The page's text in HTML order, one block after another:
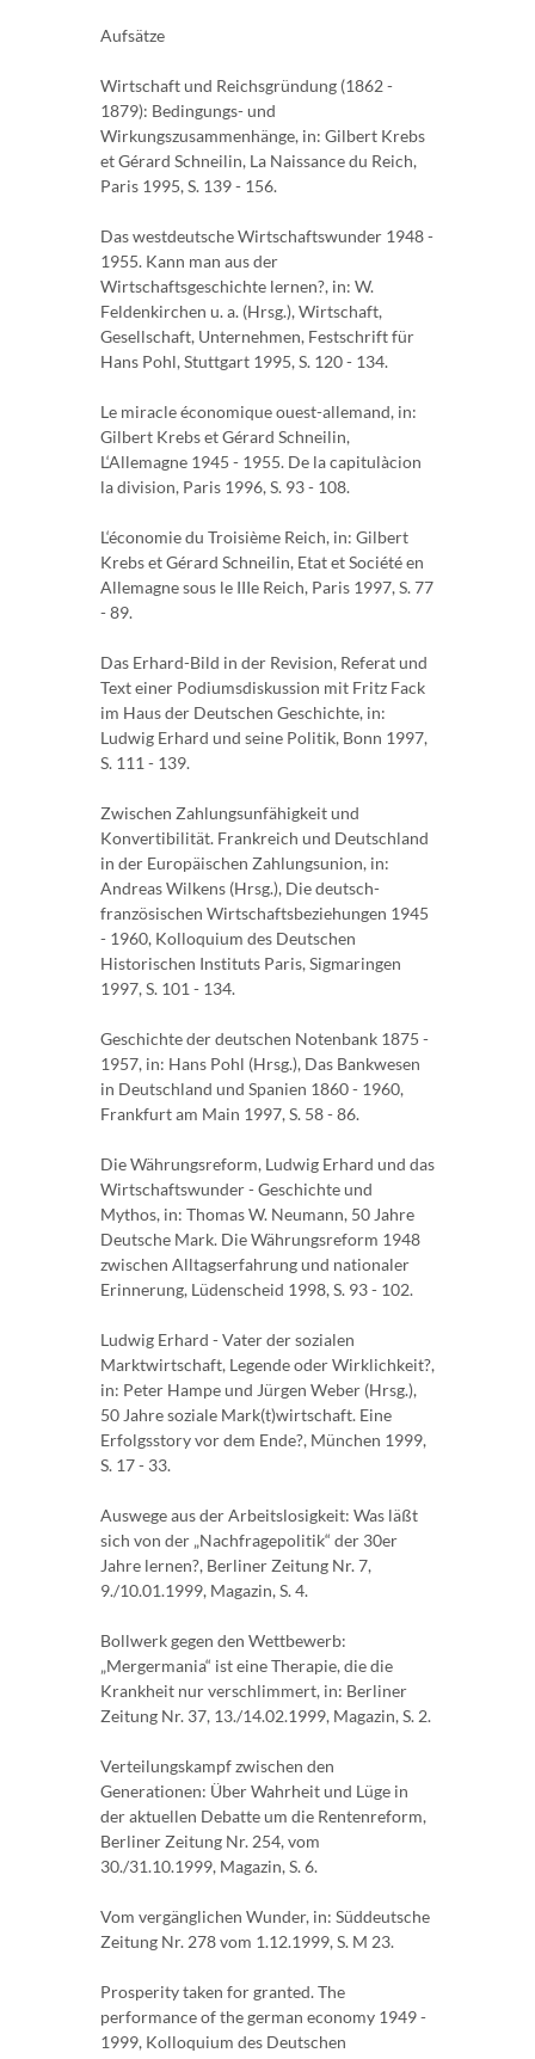
Aufsätze
Wirtschaft und Reichsgründung (1862 -
1879): Bedingungs- und
Wirkungszusammenhänge, in: Gilbert Krebs
et Gérard Schneilin, La Naissance du Reich,
Paris 1995, S. 139 - 156.
Das westdeutsche Wirtschaftswunder 1948 -
1955. Kann man aus der
Wirtschaftsgeschichte lernen?, in: W.
Feldenkirchen u. a. (Hrsg.), Wirtschaft,
Gesellschaft, Unternehmen, Festschrift für
Hans Pohl, Stuttgart 1995, S. 120 - 134.
Le miracle économique ouest-allemand, in:
Gilbert Krebs et Gérard Schneilin,
L‘Allemagne 1945 - 1955. De la capitulàcion
la division, Paris 1996, S. 93 - 108.
L‘économie du Troisième Reich, in: Gilbert
Krebs et Gérard Schneilin, Etat et Société en
Allemagne sous le IIIe Reich, Paris 1997, S. 77
- 89.
Das Erhard-Bild in der Revision, Referat und
Text einer Podiumsdiskussion mit Fritz Fack
im Haus der Deutschen Geschichte, in:
Ludwig Erhard und seine Politik, Bonn 1997,
S. 111 - 139.
Zwischen Zahlungsunfähigkeit und
Konvertibilität. Frankreich und Deutschland
in der Europäischen Zahlungsunion, in:
Andreas Wilkens (Hrsg.), Die deutsch-
französischen Wirtschaftsbeziehungen 1945
- 1960, Kolloquium des Deutschen
Historischen Instituts Paris, Sigmaringen
1997, S. 101 - 134.
Geschichte der deutschen Notenbank 1875 -
1957, in: Hans Pohl (Hrsg.), Das Bankwesen
in Deutschland und Spanien 1860 - 1960,
Frankfurt am Main 1997, S. 58 - 86.
Die Währungsreform, Ludwig Erhard und das
Wirtschaftswunder - Geschichte und
Mythos, in: Thomas W. Neumann, 50 Jahre
Deutsche Mark. Die Währungsreform 1948
zwischen Alltagserfahrung und nationaler
Erinnerung, Lüdenscheid 1998, S. 93 - 102.
Ludwig Erhard - Vater der sozialen
Marktwirtschaft, Legende oder Wirklichkeit?,
in: Peter Hampe und Jürgen Weber (Hrsg.),
50 Jahre soziale Mark(t)wirtschaft. Eine
Erfolgsstory vor dem Ende?, München 1999,
S. 17 - 33.
Auswege aus der Arbeitslosigkeit: Was läßt
sich von der „Nachfragepolitik“ der 30er
Jahre lernen?, Berliner Zeitung Nr. 7,
9./10.01.1999, Magazin, S. 4.
Bollwerk gegen den Wettbewerb:
„Mergermania“ ist eine Therapie, die die
Krankheit nur verschlimmert, in: Berliner
Zeitung Nr. 37, 13./14.02.1999, Magazin, S. 2.
Verteilungskampf zwischen den
Generationen: Über Wahrheit und Lüge in
der aktuellen Debatte um die Rentenreform,
Berliner Zeitung Nr. 254, vom
30./31.10.1999, Magazin, S. 6.
Vom vergänglichen Wunder, in: Süddeutsche
Zeitung Nr. 278 vom 1.12.1999, S. M 23.
Prosperity taken for granted. The
performance of the german economy 1949 -
1999, Kolloquium des Deutschen